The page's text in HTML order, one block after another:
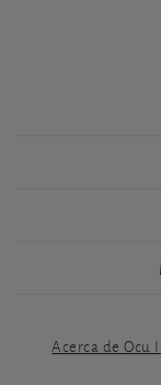
Acerca de Ocu